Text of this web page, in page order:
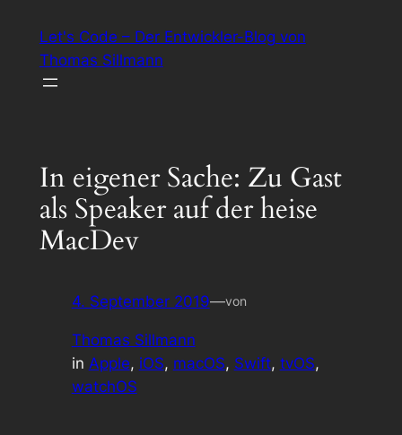
Inhalt
springen
Let's Code – Der Entwickler-Blog von
Thomas Sillmann
In eigener Sache: Zu Gast
als Speaker auf der heise
MacDev
4. September 2019—von
Thomas Sillmann
in Apple, iOS, macOS, Swift, tvOS
watchOS